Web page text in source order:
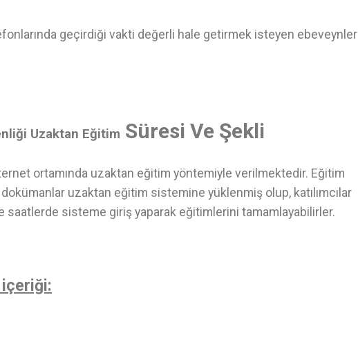
geçirdiği vakti değerli hale getirmek isteyen ebeveynler
Uzaktan Eğitim Süresi Ve Şekli
ortamında uzaktan eğitim yöntemiyle verilmektedir. Eğitim
uzaktan eğitim sistemine yüklenmiş olup, katılımcılar
sisteme giriş yaparak eğitimlerini tamamlayabilirler.